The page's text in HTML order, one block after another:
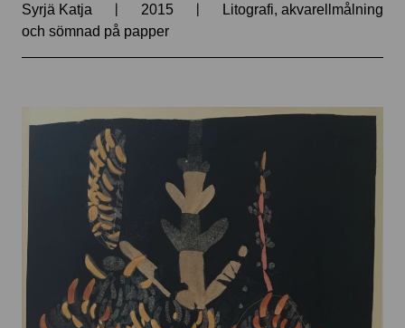
Syrjä Katja | 2015 |
Litografi, akvarellmålning
och sömnad på papper